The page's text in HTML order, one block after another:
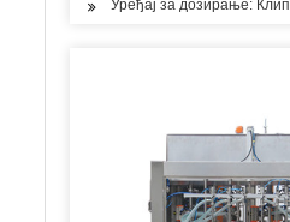
Уређај за дозирање: Клип